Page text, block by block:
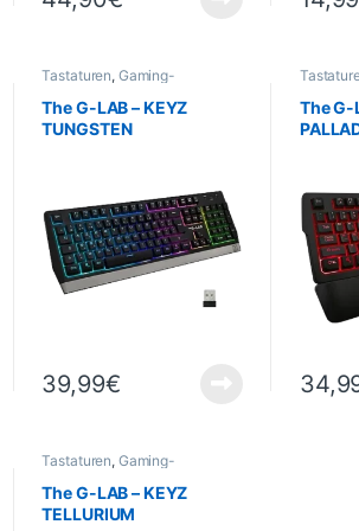
Tastaturen, Gaming-
Gaming ,Informatik,
Peripheriegeräte
The G-LAB – KEYZ
TUNGSTEN
39,99€
Gaming ,
The G-
Tastaturen, Gaming-
Gaming ,Informatik,
Peripheriegeräte
The G-LAB – KEYZ
TELLURIUM